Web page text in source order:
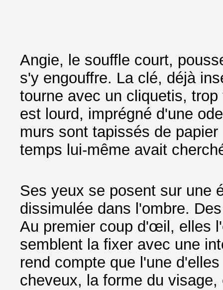
Angie, le souffle court,
s'y engouffre. La clé, déjà
tourne avec un cliquetis,
est lourd, imprégné d'une
murs sont tapissés de
temps lui-même avait
Ses yeux se posent sur une
dissimulée dans l'ombre.
Au premier coup d'œil, elles
semblent la fixer avec une
rend compte que l'une
cheveux, la forme du